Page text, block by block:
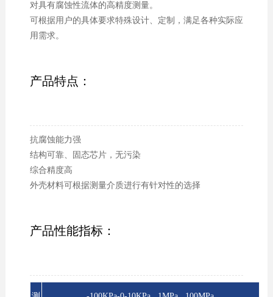
对具有腐蚀性流体的高精度测量。
可根据用户的具体要求特殊设计、定制，满足各种实际应
用需求。
产品特点：
抗腐蚀能力强
结构可靠、固态芯片，无污染
综合精度高
外壳材料可根据测量介质进行有针对性的选择
产品性能指标：